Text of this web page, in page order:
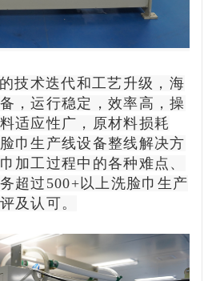
术迭代和工艺升级，海
，运行稳定，效率高，操
适应性广，原材料损耗
巾生产线设备整线解决方
加工过程中的各种难点、
超过500+以上洗脸巾生产
及认可。